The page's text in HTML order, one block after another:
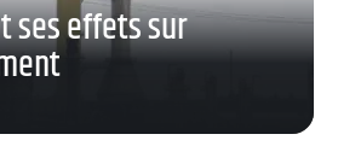
ses effets sur